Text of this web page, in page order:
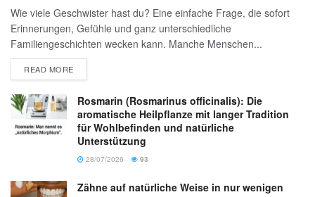
Wie viele Geschwister hast du? Eine einfache Frage, die sofort
Erinnerungen, Gefühle und ganz unterschiedliche
Familiengeschichten wecken kann. Manche Menschen...
READ MORE
Rosmarin (Rosmarinus officinalis): Die
aromatische Heilpflanze mit langer Tradition
für Wohlbefinden und natürliche
Unterstützung
28/07/2026 93
Zähne auf natürliche Weise in nur wenigen